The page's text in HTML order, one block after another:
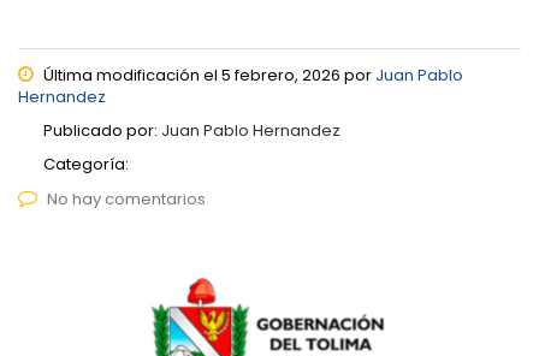
Última modificación el 5 febrero, 2026 por Juan Pablo
Hernandez
Publicado por: Juan Pablo Hernandez
Categoría:
No hay comentarios